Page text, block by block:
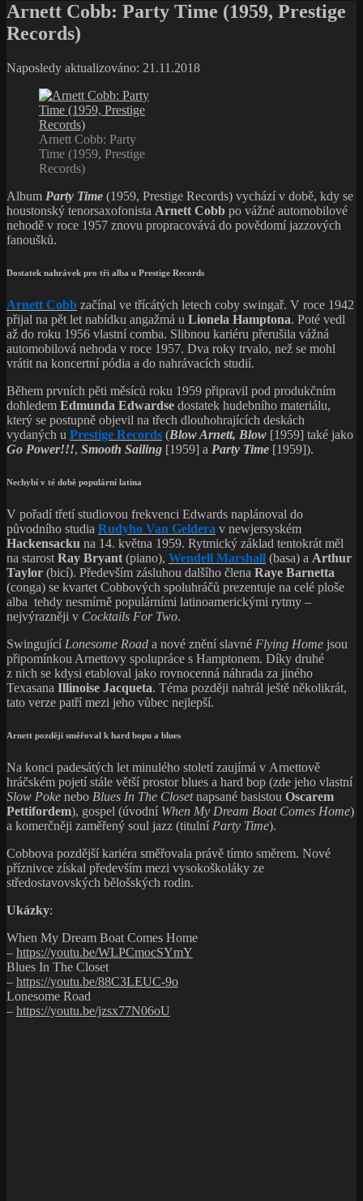
Arnett Cobb: Party Time (1959, Prestige
Records)
Naposledy aktualizováno: 21.11.2018
Arnett Cobb: Party
Time (1959, Prestige
Records)
Album Party Time (1959, Prestige Records) vychází v době, kdy se
houstonský tenorsaxofonista Arnett Cobb po vážné automobilové
nehodě v roce 1957 znovu propracovává do povědomí jazzových
fanoušků.
Dostatek nahrávek pro tři alba u Prestige Records
Arnett Cobb začínal ve třícátých letech coby swingař. V roce 1942
přijal na pět let nabídku angažmá u Lionela Hamptona. Poté vedl
až do roku 1956 vlastní comba. Slibnou kariéru přerušila vážná
automobilová nehoda v roce 1957. Dva roky trvalo, než se mohl
vrátit na koncertní pódia a do nahrávacích studií.
Během prvních pěti měsíců roku 1959 připravil pod produkčním
dohledem Edmunda Edwardse dostatek hudebního materiálu,
který se postupně objevil na třech dlouhohrajících deskách
vydaných u Prestige Records (Blow Arnett, Blow [1959] také jako
Go Power!!!, Smooth Sailing [1959] a Party Time [1959]).
Nechybí v té době populární latina
V pořadí třetí studiovou frekvenci Edwards naplánoval do
původního studia Rudyho Van Geldera v newjersyském
Hackensacku na 14. května 1959. Rytmický základ tentokrát měl
na starost Ray Bryant (piano), Wendell Marshall (basa) a Arthur
Taylor (bicí). Především zásluhou dalšího člena Raye Barnetta
(conga) se kvartet Cobbových spoluhráčů prezentuje na celé ploše
alba tehdy nesmírně populárními latinoamerickými rytmy –
nejvýrazněji v Cocktails For Two.
Swingující Lonesome Road a nové znění slavné Flying Home jsou
připomínkou Arnettovy spolupráce s Hamptonem. Díky druhé
z nich se kdysi etabloval jako rovnocenná náhrada za jiného
Texasana Illinoise Jacqueta. Téma později nahrál ještě několikrát,
tato verze patří mezi jeho vůbec nejlepší.
Arnett později směřoval k hard bopu a blues
Na konci padesátých let minulého století zaujímá v Arnettově
hráčském pojetí stále větší prostor blues a hard bop (zde jeho vlastní
Slow Poke nebo Blues In The Closetnapsané basistou Oscarem
Pettifordem), gospel (úvodní When My Dream Boat Comes Home)
a komerčněji zaměřený soul jazz (titulní Party Time).
Cobbova pozdější kariéra směřovala právě tímto směrem. Nové
příznivce získal především mezi vysokoškoláky ze
středostavovských bělošských rodin.
Ukázky:
When My Dream Boat Comes Home
– https://youtu.be/WLPCmocSYmY
Blues In The Closet
– https://youtu.be/88C3LEUC-9o
Lonesome Road
– https://youtu.be/jzsx77N06oU